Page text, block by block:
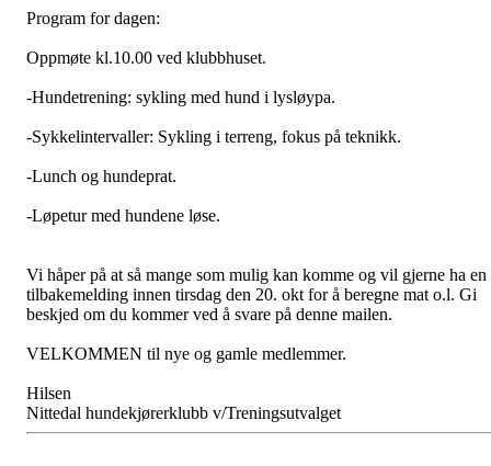
Program for dagen:
Oppmøte kl.10.00 ved klubbhuset.
-Hundetrening: sykling med hund i lysløypa.
-Sykkelintervaller: Sykling i terreng, fokus på teknikk.
-Lunch og hundeprat.
-Løpetur med hundene løse.
Vi håper på at så mange som mulig kan komme og vil gjerne ha en
tilbakemelding innen tirsdag den 20. okt for å beregne mat o.l. Gi
beskjed om du kommer ved å svare på denne mailen.
VELKOMMEN til nye og gamle medlemmer.
Hilsen
Nittedal hundekjørerklubb v/Treningsutvalget